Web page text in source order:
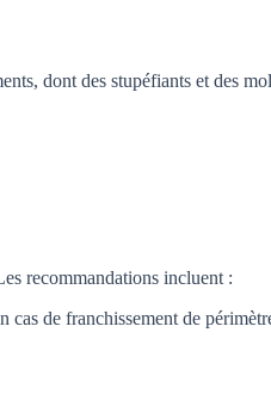
dont des stupéfiants et des
recommandations incluent :
cas de franchissement de